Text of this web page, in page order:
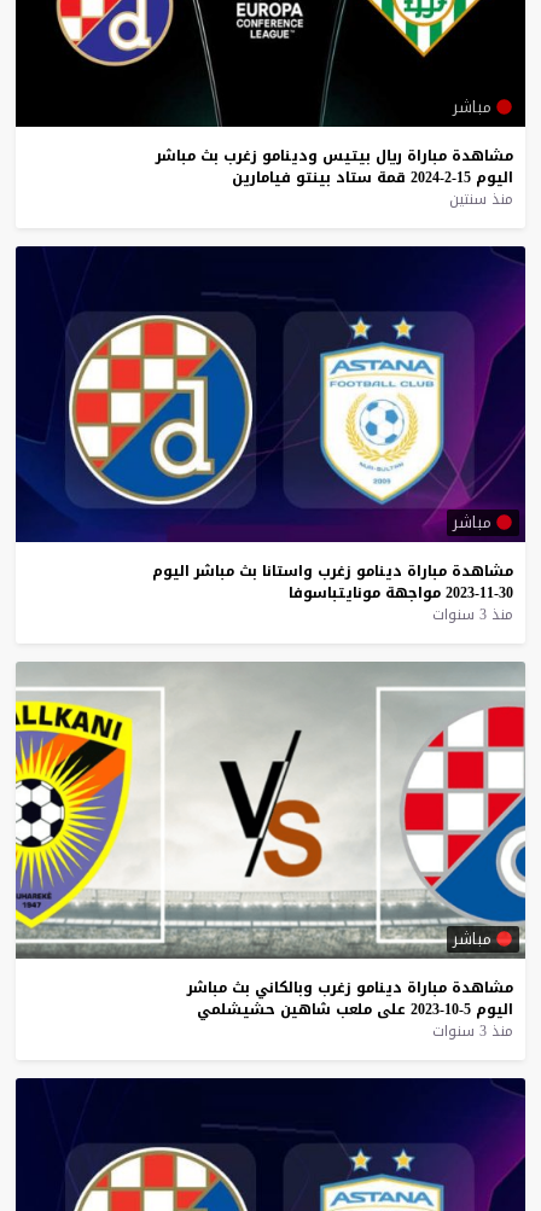
مباشر
مشاهدة مباراة ريال بيتيس ودينامو زغرب بث مباشر
اليوم 15-2-2024 قمة ستاد بينتو فيامارين
منذ سنتين
مباشر
مشاهدة مباراة دينامو زغرب واستانا بث مباشر اليوم
30-11-2023
مواجهة مونايتباسوفا
منذ 3 سنوات
مباشر
مشاهدة مباراة دينامو زغرب وبالكاني بث مباشر
اليوم 5-10-2023 على ملعب شاهين حشيشلمي
منذ 3 سنوات